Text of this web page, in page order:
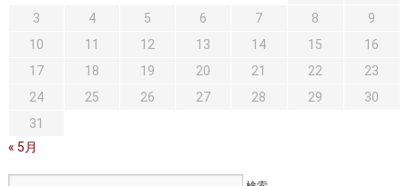
採用・医療関係の方へ
私どもの特色 治療目的と治療対象
手術概要
医師募集情報
3
4 5 6 7 8
9
10
11 12 13 14 15
16
17
18 19 20 21 22
23
24
25 26 27 28 29
30
31
« 5月